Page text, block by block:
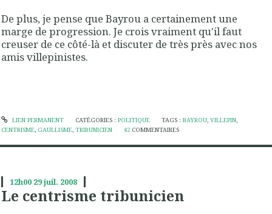
De plus, je pense que Bayrou a certainement une
marge de progression. Je crois vraiment qu'il faut
creuser de ce côté-là et discuter de très près avec nos
amis villepinistes.
LIEN PERMANENT CATÉGORIES : POLITIQUE TAGS :BAYROU,VILLEPIN,
CENTRISME, GAULLISME, TRIBUNICIEN 42 COMMENTAIRES
12h00 29juil. 2008
Le centrisme tribunicien